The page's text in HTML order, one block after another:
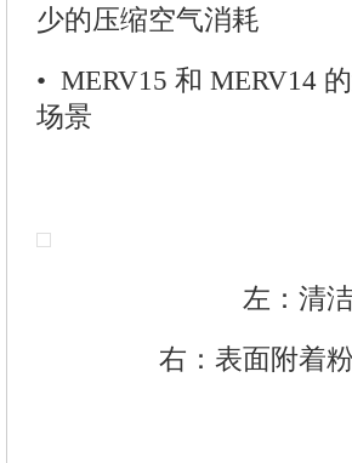
少的压缩空气消耗
• MERV15 和 MERV14
场景
左：清
右：表面附着